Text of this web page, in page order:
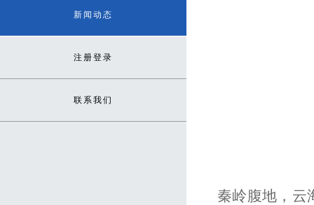
新闻动态
注册登录
联系我们
秦岭腹地，云